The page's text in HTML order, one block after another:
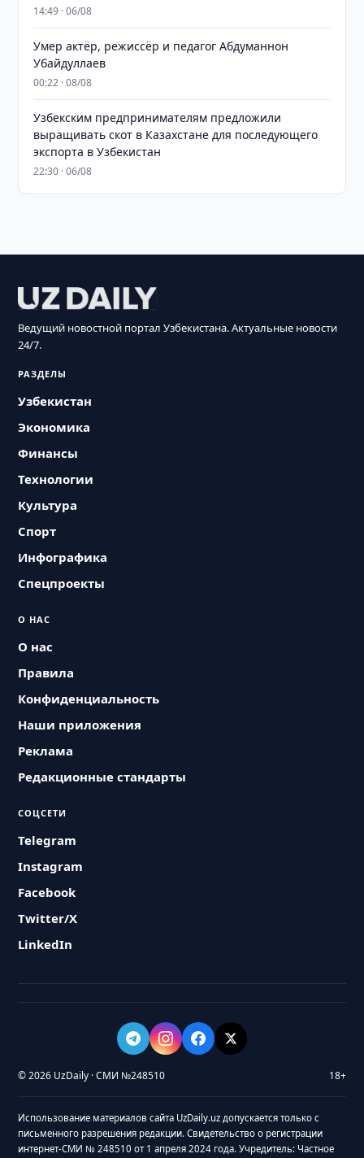
14:49 · 06/08
Умер актёр, режиссёр и педагог Абдуманнон
Убайдуллаев
00:22 · 08/08
Узбекским предпринимателям предложили
выращивать скот в Казахстане для последующего
экспорта в Узбекистан
22:30 · 06/08
Ведущий новостной портал Узбекистана. Актуальные новости
24/7.
РАЗДЕЛЫ
Узбекистан
Экономика
Финансы
Технологии
Культура
Спорт
Инфографика
Спецпроекты
О НАС
О нас
Правила
Конфиденциальность
Наши приложения
Реклама
Редакционные стандарты
СОЦСЕТИ
Telegram
Instagram
Facebook
Twitter/X
LinkedIn
© 2026 UzDaily · СМИ №248510 18+
Использование материалов сайта UzDaily.uz допускается только с
письменного разрешения редакции. Свидетельство о регистрации
интернет-СМИ № 248510 от 1 апреля 2024 года. Учредитель: Частное